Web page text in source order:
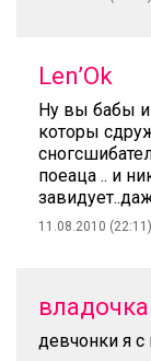
Len’Ok
Ну вы бабы и
которы
поеаца .. и
11.08.2010 (22:11)
владочка
девчонки я с